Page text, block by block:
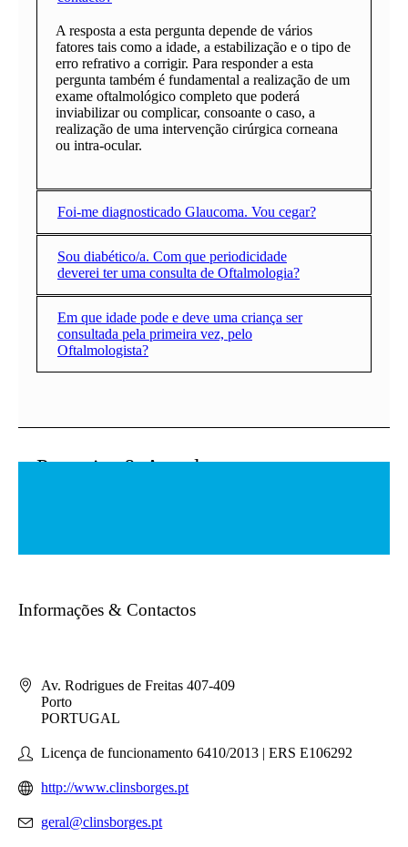
A resposta a esta pergunta depende de vários
fatores tais como a idade, a estabilização e o tipo de
erro refrativo a corrigir. Para responder a esta
pergunta também é fundamental a realização de um
exame oftalmológico completo que poderá
inviabilizar ou complicar, consoante o caso, a
realização de uma intervenção cirúrgica corneana
ou intra-ocular.
Foi-me diagnosticado Glaucoma. Vou cegar?
Sou diabético/a. Com que periodicidade
deverei ter uma consulta de Oftalmologia?
Em que idade pode e deve uma criança ser
consultada pela primeira vez, pelo
Oftalmologista?
Parcerias & Acordos
Informações & Contactos
Av. Rodrigues de Freitas 407-409
Porto
PORTUGAL
Licença de funcionamento 6410/2013 | ERS E106292
http://www.clinsborges.pt
geral@clinsborges.pt